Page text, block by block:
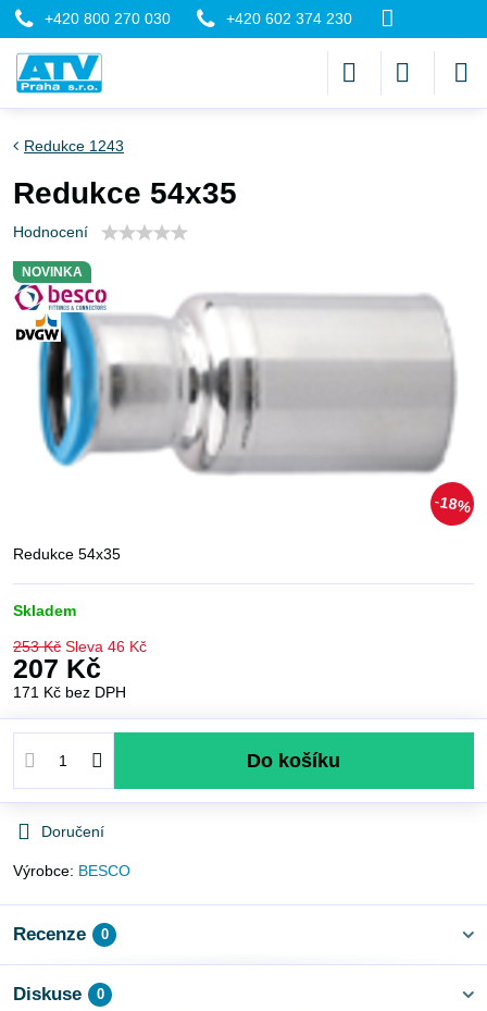
+420 800 270 030 +420 602 374 230
NOVINKA
18%
Redukce 1243
Redukce 54x35
Hodnocení
Redukce 54x35
Skladem
253 Kč Sleva 46 Kč
207 Kč
171 Kč bez DPH
Do košíku
Doručení
Výrobce: BESCO
Recenze 0
Diskuse 0